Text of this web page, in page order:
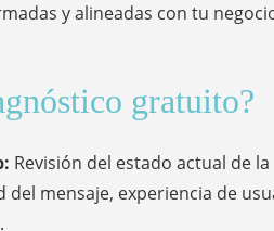
y alineadas con tu
gratuito?
Revisión del estado actual de la
mensaje, experiencia de